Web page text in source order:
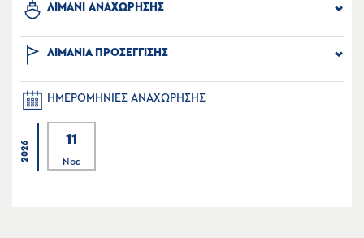
ΛΙΜΑΝΙ ΑΝΑΧΩΡΗΣΗΣ
ΛΙΜΑΝΙΑ ΠΡΟΣΕΓΓΙΣΗΣ
ΗΜΕΡΟΜΗΝΙΕΣ ΑΝΑΧΩΡΗΣΗΣ
2026
11
Νοε